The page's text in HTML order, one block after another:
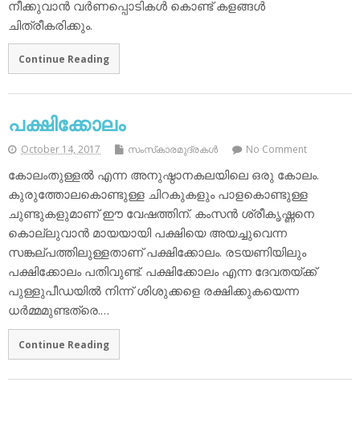
നീക്കുവാന്‍ വര്‍ണപ്പൊടികള്‍ കൊണ്ട് കളങ്ങള്‍
ചിത്രീകരിക്കും.
Continue Reading
പക്ഷിക്കോലം
October 14, 2017 സംസ്‌കാരമുദ്രകള്‍ No Comment
കോലംതുള്ളല്‍ എന്ന അനുഷ്ഠാനകലയിലെ ഒരു കോലം.
കുരുത്തോലകൊണ്ടുള്ള ചിറകുകളും പാളകൊണ്ടുള്ള
ചുണ്ടുകളുമാണ് ഈ വേഷത്തിന്. കംസന്‍ ശ്രീകൃഷ്ണനെ
കൊല്ലുവാന്‍ മായയായി പക്ഷിയെ അയച്ചുവെന്ന
സങ്കല്പത്തിലുള്ളതാണ് പക്ഷിക്കോലം. രടയണിയിലും
പക്ഷിക്കോലം പതിവുണ്ട്. പക്ഷിക്കോലം എന്ന ദേവതയ്ക്ക്
പുള്ളുപീഡയില്‍ നിന്ന് ശിശുക്കളെ രക്ഷിക്കുകയെന്ന
ധര്‍മ്മമുണ്ടത്രെ.…
Continue Reading